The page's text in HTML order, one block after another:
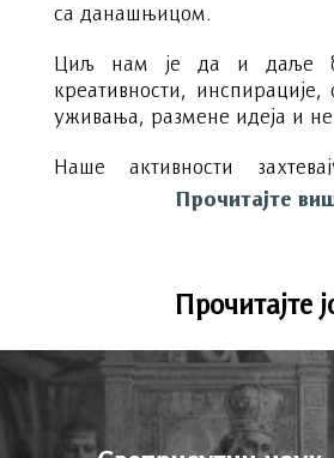
са данашњицом.
Циљ нам је да и даље
креативности, инспирације,
уживања, размене идеја и
Наше активности
ангажовање чланова
доприносе квалитету
реализованих активности.
Делећи заједничку мисију
сарадњу у области
изградњи напредног
Прочитајте
Прочитајте